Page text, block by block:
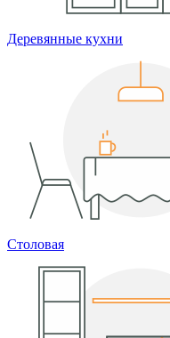
Деревянные кухни
Столовая